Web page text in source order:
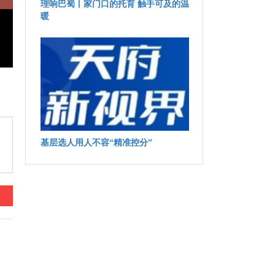
理响巴蜀丨家门口的托育 触手可及的温
暖
基层选人用人不容“精准控分”